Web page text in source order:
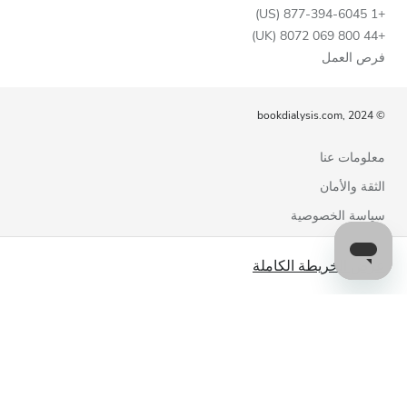
عرض الخريطة الكاملة
+1 877-394-6045 (US)
+44 800 069 8072 (UK)
فرص العمل
© bookdialysis.com, 2024
معلومات عنا
الثقة والأمان
سياسة الخصوصية
شروط الاستخدام
سياسة ملفات تعريف الارتباط